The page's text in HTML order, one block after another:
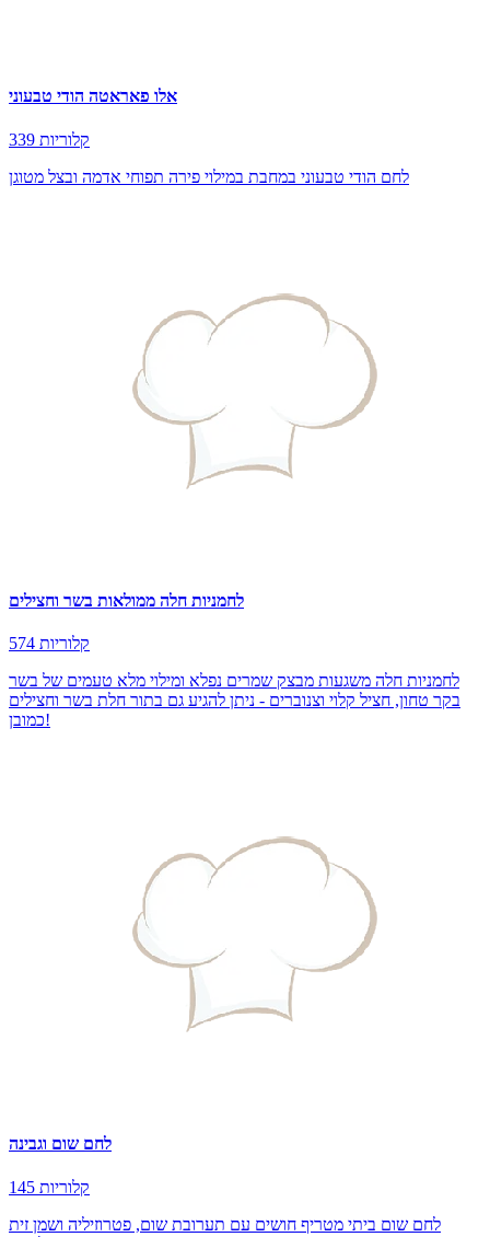
אלו פאראטה הודי טבעוני
339 קלוריות
לחם הודי טבעוני במחבת במילוי פירה תפוחי אדמה ובצל מטוגן
לחמניות חלה ממולאות בשר וחצילים
574 קלוריות
לחמניות חלה משגעות מבצק שמרים נפלא ומילוי מלא טעמים של בשר
בקר טחון, חציל קלוי וצנוברים - ניתן להגיע גם בתור חלת בשר וחצילים
כמובן!
לחם שום וגבינה
145 קלוריות
לחם שום ביתי מטריף חושים עם תערובת שום, פטרוזיליה ושמן זית